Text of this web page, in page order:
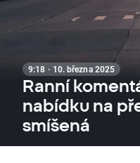
9:18 · 10. března 2025
Ranní
nabídku na
smíšená